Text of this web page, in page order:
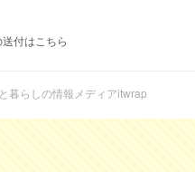
付はこちら
暮らしの情報メディアitwrap